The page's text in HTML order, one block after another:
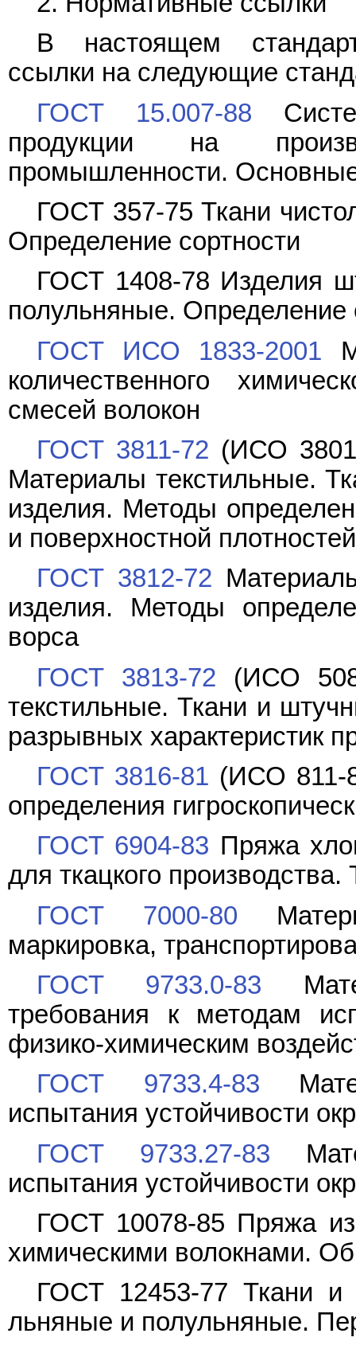
В настоящем
ссылки на следующие
ГОСТ 15.007-88
продукции на
промышленности.
ГОСТ 357-75 Ткани
Определение сортности
ГОСТ 1408-78 Изделия
полульняные. Определение
ГОСТ ИСО 1833-2001
количественного
смесей волокон
ГОСТ 3811-72 (ИСО
Материалы текстильные.
изделия. Методы
и поверхностной плотностей
ГОСТ 3812-72
изделия. Методы
ворса
ГОСТ 3813-72 (ИСО
текстильные. Ткани и
разрывных характеристик
ГОСТ 3816-81 (ИСО 811-
определения
ГОСТ 6904-83 Пряжа
для ткацкого
ГОСТ 7000-80
маркировка,
ГОСТ 9733.0-83
требования к методам
физико-химическим
ГОСТ 9733.4-83
испытания устойчивости
ГОСТ 9733.27-83
испытания устойчивости
ГОСТ 10078-85 Пряжа
химическими волокнами.
ГОСТ 12453-77 Ткани и
льняные и полульняные.